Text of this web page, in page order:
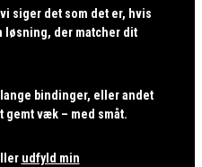
siger det som det er, hvis
løsning, der matcher dit
bindinger, eller andet
gemt væk – med småt.
udfyld min